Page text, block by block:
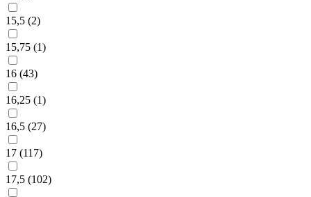
15,5 (2)
15,75 (1)
16 (43)
16,25 (1)
16,5 (27)
17 (117)
17,5 (102)